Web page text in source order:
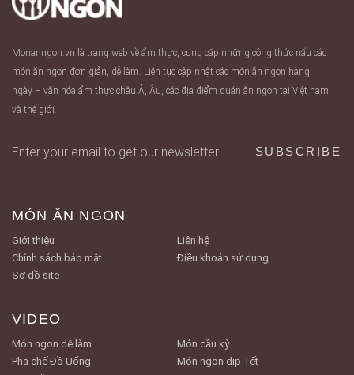
Monanngon.vn là trang web về ẩm thực, cung cấp những công thức nấu các
món ăn ngon đơn giản, dễ làm. Liên tục cập nhật các món ăn ngon hàng
ngày – văn hóa ẩm thực châu Á, Âu, các địa điểm quán ăn ngon tại Việt nam
và thế giới.
MÓN ĂN NGON
Giới thiệu
Liên hệ
Chính sách bảo mật
Điều khoản sử dụng
Sơ đồ site
VIDEO
Món ngon dễ làm
Món cầu kỳ
Pha chế Đồ Uống
Món ngon dịp Tết